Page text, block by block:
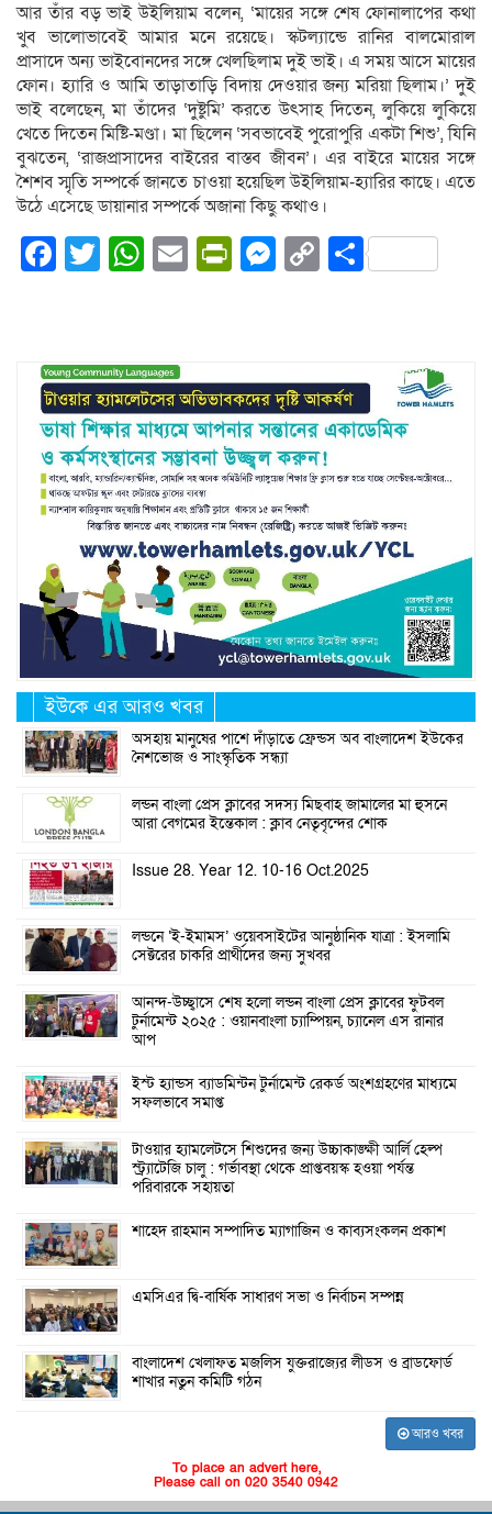
আর তাঁর বড় ভাই উইলিয়াম বলেন, ‘মায়ের সঙ্গে শেষ ফোনালাপের কথা
খুব ভালোভাবেই আমার মনে রয়েছে। স্কটল্যান্ডে রানির বালমোরাল
প্রাসাদে অন্য ভাইবোনদের সঙ্গে খেলছিলাম দুই ভাই। এ সময় আসে মায়ের
ফোন। হ্যারি ও আমি তাড়াতাড়ি বিদায় দেওয়ার জন্য মরিয়া ছিলাম।’ দুই
ভাই বলেছেন, মা তাঁদের ‘দুষ্টুমি’ করতে উৎসাহ দিতেন, লুকিয়ে লুকিয়ে
খেতে দিতেন মিষ্টি-মণ্ডা। মা ছিলেন ‘সবভাবেই পুরোপুরি একটা শিশু’, যিনি
বুঝতেন, ‘রাজপ্রাসাদের বাইরের বাস্তব জীবন’। এর বাইরে মায়ের সঙ্গে
শৈশব স্মৃতি সম্পর্কে জানতে চাওয়া হয়েছিল উইলিয়াম-হ্যারির কাছে। এতে
উঠে এসেছে ডায়ানার সম্পর্কে অজানা কিছু কথাও।
Facebook
Twitter
WhatsApp
EmailPrintFriendly
Messenger
CopyShare
ইউকে এর আরও খবর
অসহায় মানুষের পাশে দাঁড়াতে ফ্রেন্ডস অব বাংলাদেশ ইউকের
নৈশভোজ ও সাংস্কৃতিক সন্ধ্যা
লন্ডন বাংলা প্রেস ক্লাবের সদস্য মিছবাহ জামালের মা হুসনে
আরা বেগমের ইন্তেকাল : ক্লাব নেতৃবৃন্দের শোক
Issue 28. Year 12. 10-16 Oct.2025
লন্ডনে ‘ই-ইমামস’ ওয়েবসাইটের আনুষ্ঠানিক যাত্রা : ইসলামি
সেক্টরের চাকরি প্রার্থীদের জন্য সুখবর
আনন্দ-উচ্ছ্বাসে শেষ হলো লন্ডন বাংলা প্রেস ক্লাবের ফুটবল
টুর্নামেন্ট ২০২৫ : ওয়ানবাংলা চ্যাম্পিয়ন, চ্যানেল এস রানার
আপ
ইস্ট হ্যান্ডস ব্যাডমিন্টন টুর্নামেন্ট রেকর্ড অংশগ্রহণের মাধ্যমে
সফলভাবে সমাপ্ত
টাওয়ার হ্যামলেটসে শিশুদের জন্য উচ্চাকাঙ্ক্ষী আর্লি হেল্প
স্ট্র্যাটেজি চালু : গর্ভাবস্থা থেকে প্রাপ্তবয়স্ক হওয়া পর্যন্ত
পরিবারকে সহায়তা
শাহেদ রাহমান সম্পাদিত ম্যাগাজিন ও কাব্যসংকলন প্রকাশ
এমসিএর দ্বি-বার্ষিক সাধারণ সভা ও নির্বাচন সম্পন্ন
বাংলাদেশ খেলাফত মজলিস যুক্তরাজ্যের লীডস ও ব্রাডফোর্ড
শাখার নতুন কমিটি গঠন
আরও খবর
To place an advert here,
Please call on 020 3540 0942